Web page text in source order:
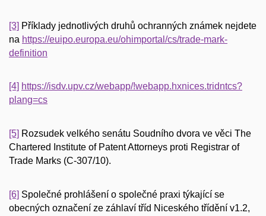
[3] Příklady jednotlivých druhů ochranných známek nejdete
na https://euipo.europa.eu/ohimportal/cs/trade-mark-
definition
[4] https://isdv.upv.cz/webapp/!webapp.hxnices.tridntcs?
plang=cs
[5] Rozsudek velkého senátu Soudního dvora ve věci The
Chartered Institute of Patent Attorneys proti Registrar of
Trade Marks (C-307/10).
[6] Společné prohlášení o společné praxi týkající se
obecných označení ze záhlaví tříd Niceského třídění v1.2,